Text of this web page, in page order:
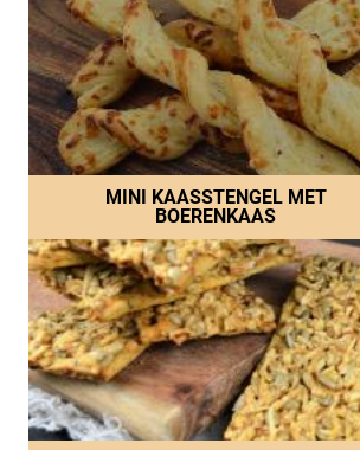
MINI KAASSTENGEL MET
BOERENKAAS